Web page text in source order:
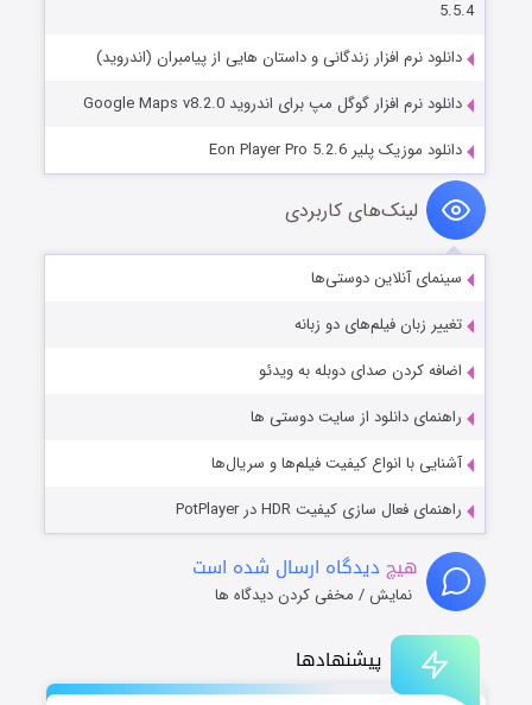
پیشنهادها
5.5.4
دانلود نرم افزار زندگانی و داستان هایی از پیامبران (اندروید)
دانلود نرم افزار گوگل مپ برای اندروید Google Maps v8.2.0
دانلود موزیک پلیر Eon Player Pro 5.2.6
لینک‌های کاربردی
سینمای آنلاین دوستی‌ها
تغییر زبان فیلم‌های دو زبانه
اضافه کردن صدای دوبله به ویدئو
راهنمای دانلود از سایت دوستی ها
آشنایی با انواع کیفیت فیلم‌ها و سریال‌ها
راهنمای فعال سازی کیفیت HDR در PotPlayer
هیچ دیدگاه ارسال شده است
نمایش / مخفی کردن دیدگاه ها